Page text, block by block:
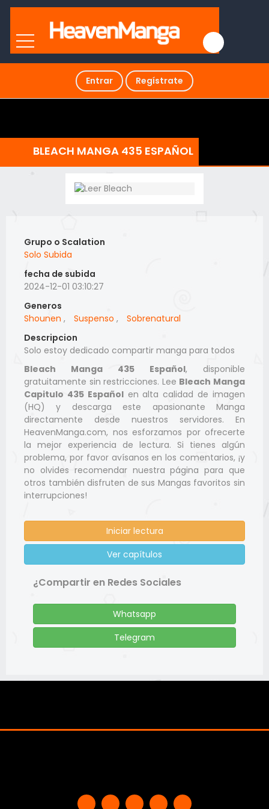
Entrar Regístrate
BLEACH MANGA 435 ESPAÑOL
Grupo o Scalation
Solo Subida
fecha de subida
2024-12-01 03:10:27
Generos
Shounen , Suspenso ,
Sobrenatural
Descripcion
Solo estoy dedicado compartir manga para todos
Bleach Manga 435 Español, disponible
gratuitamente sin restricciones. Lee Bleach Manga
Capitulo 435 Españolen alta calidad de imagen
(HQ) y descarga este apasionante Manga
directamente desde nuestros servidores. En
HeavenManga.com, nos esforzamos por ofrecerte
la mejor experiencia de lectura. Si tienes algún
problema, por favor avísanos en los comentarios, ¡y
no olvides recomendar nuestra página para que
otros también disfruten de sus Mangas favoritos sin
interrupciones!
Iniciar lectura
Ver capítulos
¿Compartir en Redes Sociales
Whatsapp
Telegram